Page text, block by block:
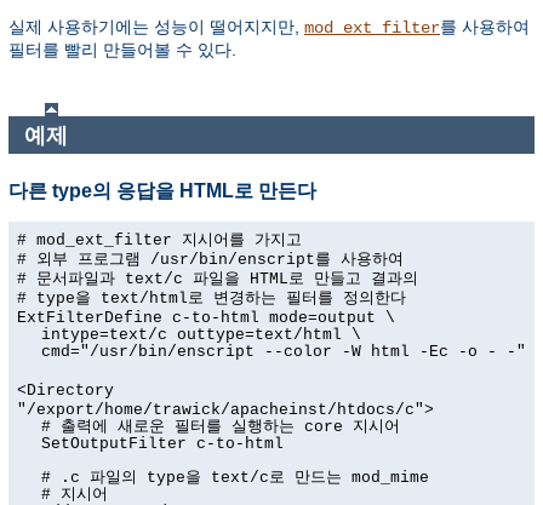
실제 사용하기에는 성능이 떨어지지만, mod_ext_filter를 사용하여
필터를 빨리 만들어볼 수 있다.
예제
다른 type의 응답을 HTML로 만든다
# mod_ext_filter 지시어를 가지고
# 외부 프로그램 /usr/bin/enscript를 사용하여
# 문서파일과 text/c 파일을 HTML로 만들고 결과의
# type을 text/html로 변경하는 필터를 정의한다
ExtFilterDefine c-to-html mode=output \
intype=text/c outtype=text/html \
cmd="/usr/bin/enscript --color -W html -Ec -o - -"
<Directory
"/export/home/trawick/apacheinst/htdocs/c">
# 출력에 새로운 필터를 실행하는 core 지시어
SetOutputFilter c-to-html
# .c 파일의 type을 text/c로 만드는 mod_mime
# 지시어